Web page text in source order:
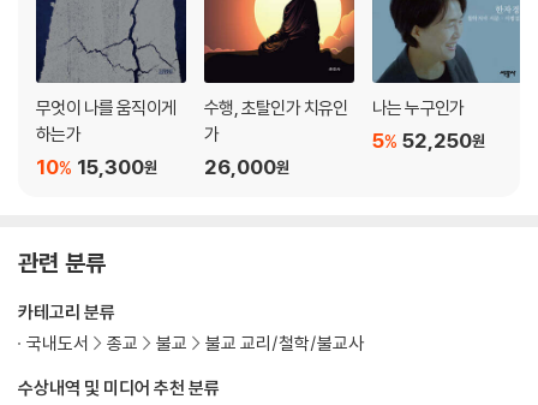
1) 문수의 생각 … 160
2) 24방편의 비판 … 164
3) 이근(耳根)의 선택 … 172
IV. 수행의 궤칙(軌則) … 185
1. 섭심(攝心)의 길: 내섭과 외섭 … 186
1) 4율의: 불음·불살·부도·불대망어 … 186
2. 다라니의 수지 … 213
1) 다라니를 청함 … 213
2) 능엄주: 실달다반달라 주(呪) … 215
3) 능엄주의 공덕 … 223
무엇이 나를 움직이게
하는가
15,300원
10%
수행, 초탈인가 치유인
가
26,000원
나는 누구인가
52,250원
5%
관련 분류
수상내역 및 미디어 추천 분류
카테고리 분류
국내도서
종교 불교 불교 교리/철학/불교사